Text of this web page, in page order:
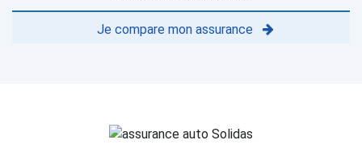
Je compare mon assurance